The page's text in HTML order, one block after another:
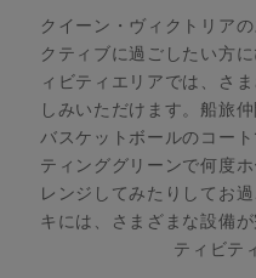
クイーン・ヴィクトリア
クティブに過ごしたい方
ィビティエリアでは、さ
しみいただけます。船旅
バスケットボールのコー
ティンググリーンで何度
レンジしてみたりしてお
キには、さまざまな設備
ティビテ